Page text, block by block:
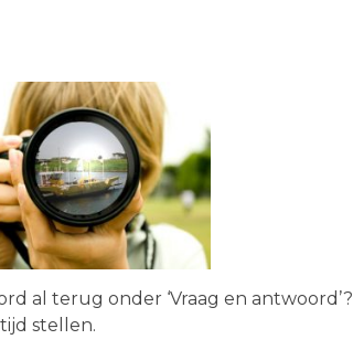
al terug onder ‘Vraag en antwoord’?
stellen.